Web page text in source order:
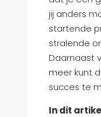
jij anders
startende
stralende
Daarnaast
meer kunt
succes te
In dit